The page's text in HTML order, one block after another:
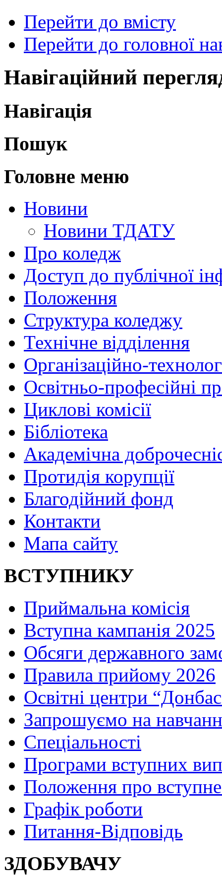
Перейти до вмісту
Перейти до головної
Навігаційний
Навігація
Пошук
Головне меню
Новини
Новини ТДАТУ
Про коледж
Доступ до публічної
Положення
Структура коледжу
Технічне відділення
Організаційно-
Освітньо-професійні
Циклові комісії
Бібліотека
Академічна
Протидія корупції
Благодійний фонд
Контакти
Мапа сайту
ВСТУПНИКУ
Приймальна комісія
Вступна кампанія 2025
Обсяги державного
Правила прийому 2026
Освітні центри
Запрошуємо на
Спеціальності
Програми вступних
Положення про
Графік роботи
Питання-Відповідь
ЗДОБУВАЧУ